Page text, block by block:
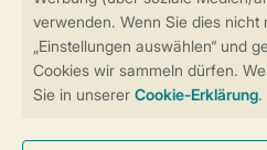
Sicherstellung